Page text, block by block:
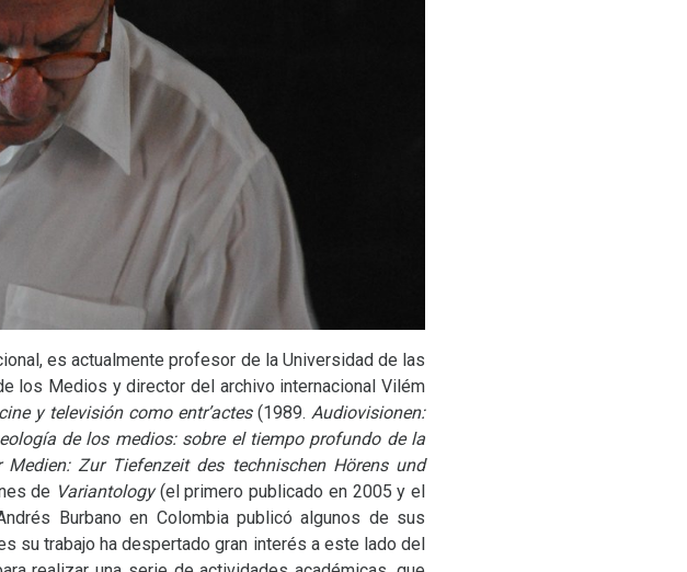
es actualmente profesor de la Universidad de las
los Medios y director del archivo internacional Vilém
y televisión como entr’actes (1989. Audiovisionen:
de los medios: sobre el tiempo profundo de la
Medien: Zur Tiefenzeit des technischen Hörens und
de Variantology(el primero publicado en 2005 y el
Burbano en Colombia publicó algunos de sus
su trabajo ha despertado gran interés a este lado del